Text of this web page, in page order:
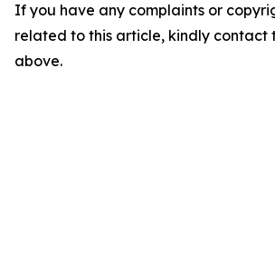
If you have any complaints or
related to this article, kindly contact
above.